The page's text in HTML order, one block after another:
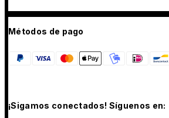
Métodos de pago
¡Sigamos conectados! Síguenos en: